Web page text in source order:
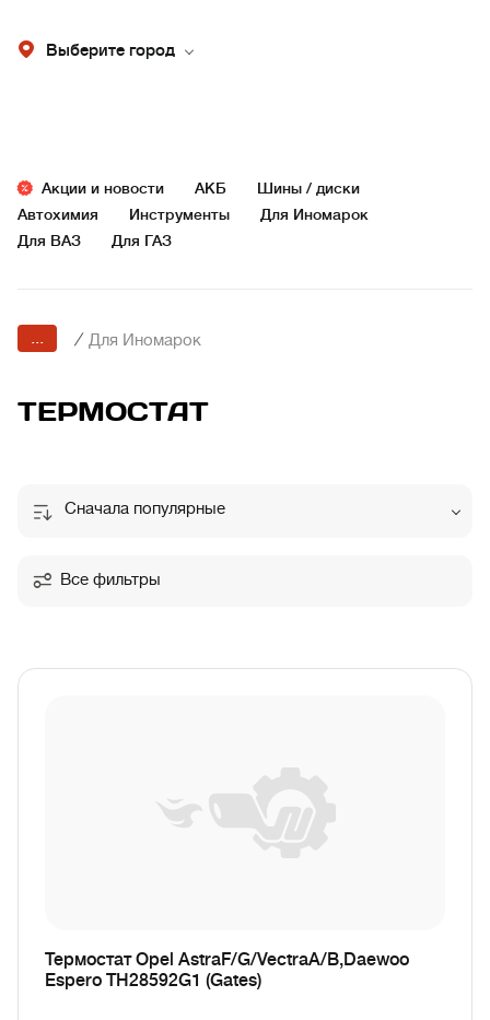
Выберите город
Акции и новости АКБ
Шины / диски
Автохимия
Инструменты
Для Иномарок
Для ВАЗ
Для ГАЗ
... / Для Иномарок
ТЕРМОСТАТ
Сначала популярные
Все фильтры
Термостат Opel AstraF/G/VectraA/B,Daewoo
Espero TH28592G1 (Gates)